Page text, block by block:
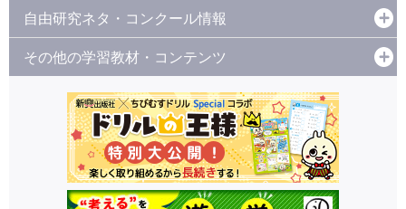
自由研究ネタ・コンクール情報
その他の学習教材・コンテンツ